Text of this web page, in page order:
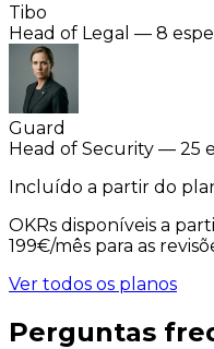
Tibo
Head of Legal — 8
Guard
Head of Security — 25
Incluído a partir do
OKRs disponíveis a
199€/mês para as
Ver todos os planos
Perguntas